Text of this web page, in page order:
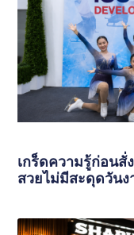
เกร็ดความรู้ก่อนสั่
สวยไม่มีสะดุดวันง